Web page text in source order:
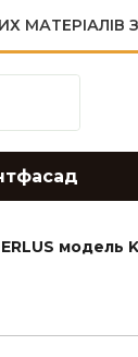
МАТЕРІАЛІВ